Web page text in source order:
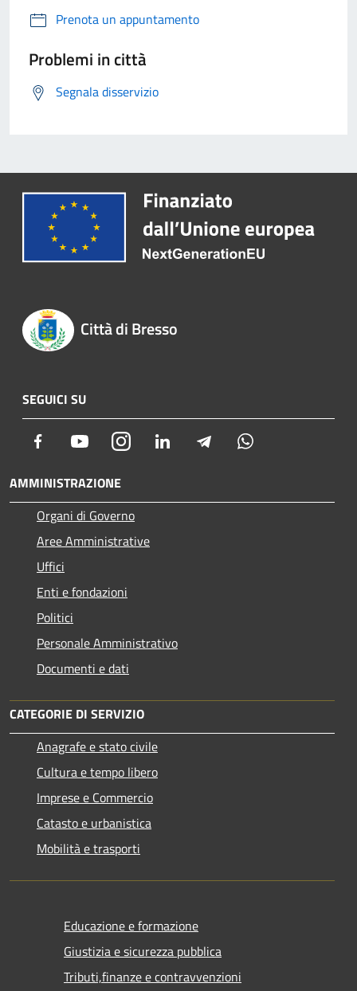
Prenota un appuntamento
Problemi in città
Segnala disservizio
Città di Bresso
SEGUICI SU
Facebook YoutubeInstagram LinkedIn Telegram
AMMINISTRAZIONE
Organi di Governo
Aree Amministrative
Uffici
Enti e fondazioni
Politici
Personale Amministrativo
Documenti e dati
CATEGORIE DI SERVIZIO
Anagrafe e stato civile
Cultura e tempo libero
Imprese e Commercio
Catasto e urbanistica
Mobilità e trasporti
Educazione e formazione
Giustizia e sicurezza pubblica
Tributi,finanze e contravvenzioni